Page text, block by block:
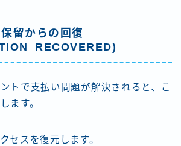
留からの回復
トで支払い問題が解決されると、こ
ます。
セスを復元します。